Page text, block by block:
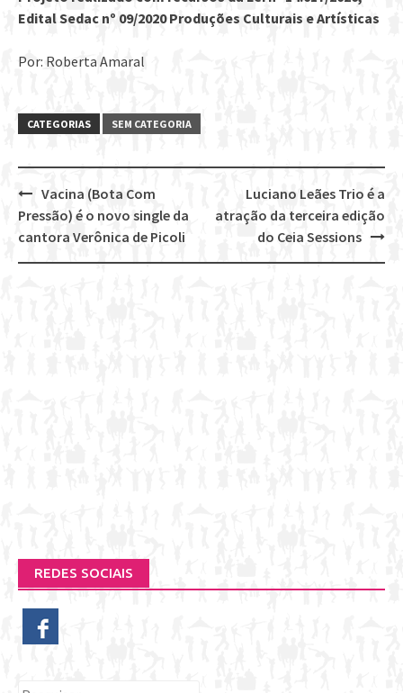
Edital Sedac nº 09/2020 Produções Culturais e Artísticas
Por: Roberta Amaral
CATEGORIAS SEM CATEGORIA
Post
navigation
Luciano Leães Trio é a
atração da terceira edição
do Ceia Sessions
Vacina (Bota Com
Pressão) é o novo single da
cantora Verônica de Picoli
REDES SOCIAIS